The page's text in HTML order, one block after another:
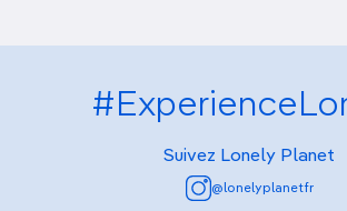
Suivez Lonely Planet
@lonelyplanetfr